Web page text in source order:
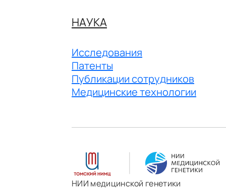
НАУКА
Исследования
Патенты
Публикации сотрудников
Медицинские технологии
НИИ медицинской генетики